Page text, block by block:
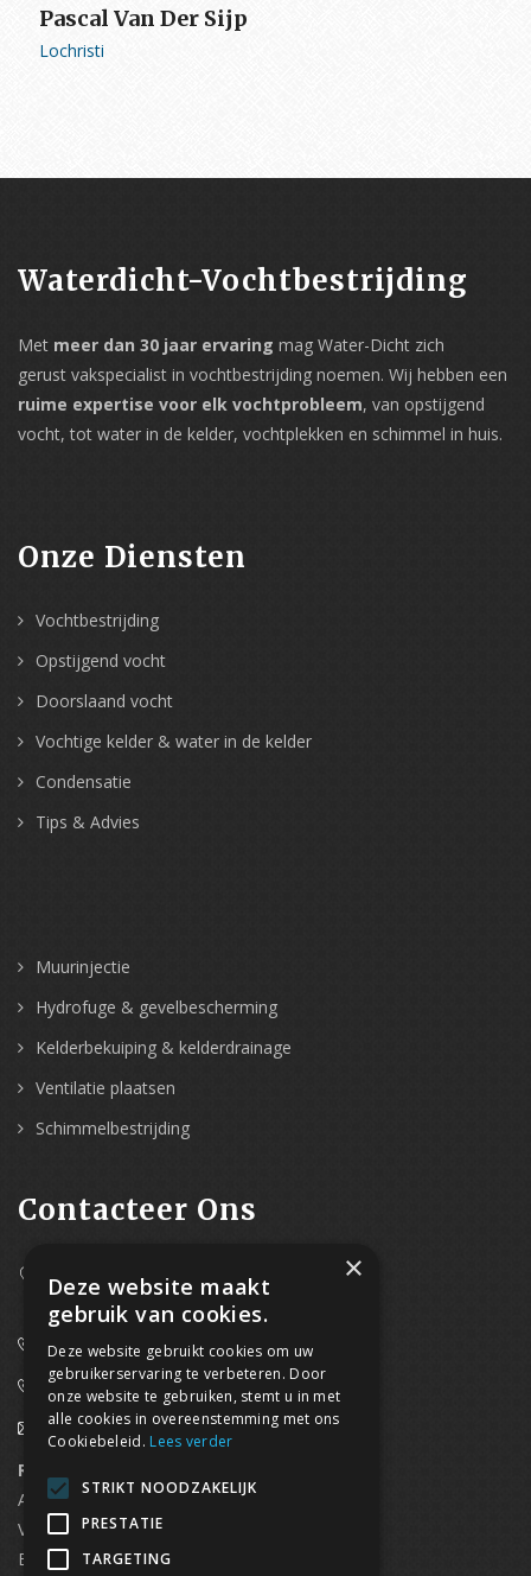
Pascal Van Der Sijp
Lochristi
Waterdicht-Vochtbestrijding
Met meer dan 30 jaar ervaring mag Water-Dicht zich
gerust vakspecialist in vochtbestrijding noemen. Wij hebben een
ruime expertise voor elk vochtprobleem, van opstijgend
vocht, tot water in de kelder, vochtplekken en schimmel in huis.
Onze Diensten
Vochtbestrijding
Opstijgend vocht
Doorslaand vocht
Vochtige kelder & water in de kelder
Condensatie
Tips & Advies
Muurinjectie
Hydrofuge & gevelbescherming
Kelderbekuiping & kelderdrainage
Ventilatie plaatsen
Schimmelbestrijding
Contacteer Ons
Westpoort 37B,
2070 Zwijndrecht
0800/61 667 (24/7 bereikbaar)
03/369.60.29
info@waterdicht-vochtbestrijding.be
Regionaal contact
Antwerpen
03/369.60.29
Vlaams Brabant & Brussel
Brugge
×
Deze website maakt
gebruik van cookies.
Deze website gebruikt cookies om uw
gebruikerservaring te verbeteren. Door
onze website te gebruiken, stemt u in met
alle cookies in overeenstemming met ons
Cookiebeleid. Lees verder
STRIKT NOODZAKELIJK
PRESTATIE
TARGETING